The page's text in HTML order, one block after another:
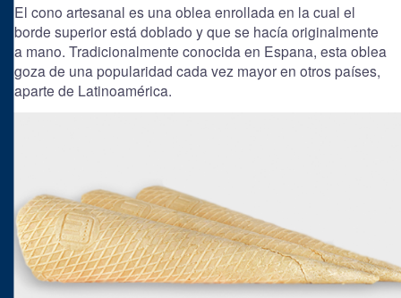
El cono artesanal es una oblea enrollada en la cual el
borde superior está doblado y que se hacía originalmente
a mano. Tradicionalmente conocida en Espana, esta oblea
goza de una popularidad cada vez mayor en otros países,
aparte de Latinoamérica.